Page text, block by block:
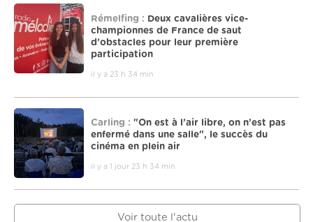
Rémelfing : Deux cavalières vice-
championnes de France de saut
d’obstacles pour leur première
participation
il y a 23 h 34 min
Carling : "On est à l’air libre, on n’est pas
enfermé dans une salle", le succès du
cinéma en plein air
il y a 1 jour 23 h 34 min
Voir toute l'actu